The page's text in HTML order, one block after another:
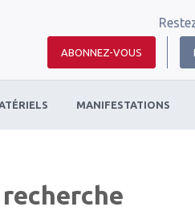
ABONNEZ-VOUS
MANIFESTATIONS